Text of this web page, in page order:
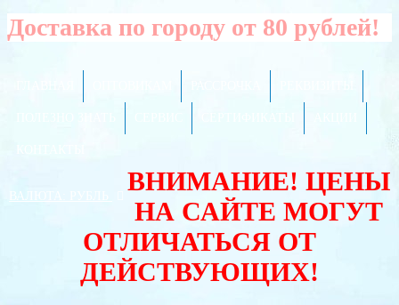
Доставка по городу от 80 рублей!
ВАЛЮТА:
ВНИМАНИЕ! ЦЕНЫ
НА САЙТЕ МОГУТ
ОТЛИЧАТЬСЯ ОТ
ДЕЙСТВУЮЩИХ!